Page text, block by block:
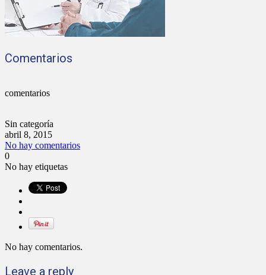
Comentarios
comentarios
Sin categoría
abril 8, 2015
No hay comentarios
0
No hay etiquetas
No hay comentarios.
Leave a reply